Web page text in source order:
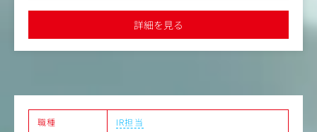
なコンテンツ制作に関わることができます。
・ライター、編集者としての専門性を深められる
→経営メソッドという専門性の高いテーマを扱うことで、
・経営層向けの発信に携われる
→主な読者は企業の経営者やリーダー層であり、社会性の
高いテーマを扱う仕事です。
も携わっていただき、将来的には本業務のリーダー・責任
者を担っていただきたいと考えております。
らのご応募をお待ちしております。
●IR
10:00～18:30）、時短制度など、中長期的に働ける環境です
詳細を見る
職種
IR担当